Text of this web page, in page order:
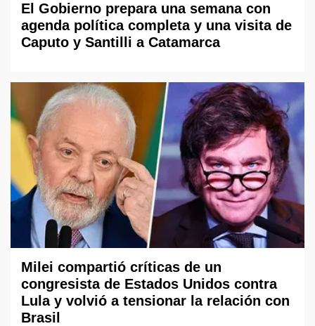
El Gobierno prepara una semana con
agenda política completa y una visita de
Caputo y Santilli a Catamarca
Milei compartió críticas de un
congresista de Estados Unidos contra
Lula y volvió a tensionar la relación con
Brasil